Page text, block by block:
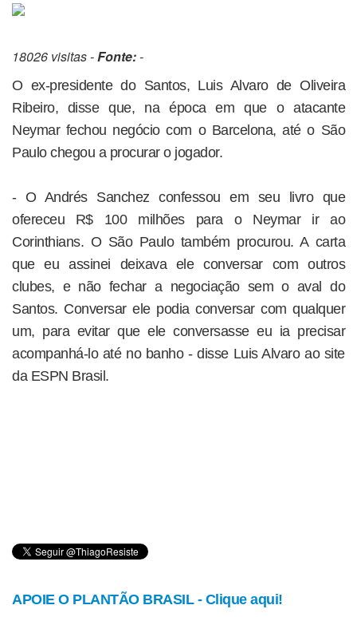
18026 visitas -Fonte:-
O ex-presidente do Santos, Luis Alvaro de Oliveira
Ribeiro, disse que, na época em que o atacante
Neymar fechou negócio com o Barcelona, até o São
Paulo chegou a procurar o jogador.
- O Andrés Sanchez confessou em seu livro que
ofereceu R$ 100 milhões para o Neymar ir ao
Corinthians. O São Paulo também procurou. A carta
que eu assinei deixava ele conversar com outros
clubes, e não fechar a negociação sem o aval do
Santos. Conversar ele podia conversar com qualquer
um, para evitar que ele conversasse eu ia precisar
acompanhá-lo até no banho - disse Luis Alvaro ao site
da ESPN Brasil.
APOIE O PLANTÃO BRASIL - Clique aqui!